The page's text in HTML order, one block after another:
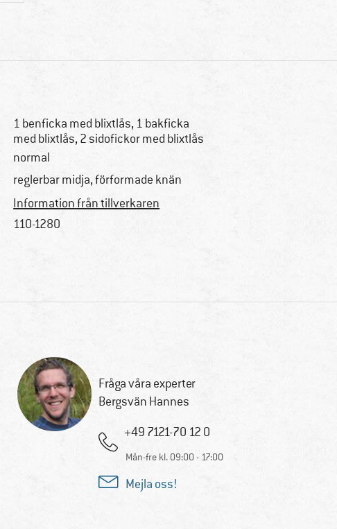
1 benficka med blixtlås, 1 bakficka
med blixtlås, 2 sidofickor med blixtlås
normal
reglerbar midja, förformade knän
Information från tillverkaren
110-1280
Fråga våra experter
Bergsvän Hannes
+49 7121-70 12 0
Mån-fre kl. 09:00 - 17:00
Mejla oss!